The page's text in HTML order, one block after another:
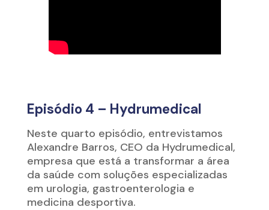
Episódio 4 – Hydrumedical
Neste quarto episódio, entrevistamos
Alexandre Barros, CEO da Hydrumedical,
empresa que está a transformar a área
da saúde com soluções especializadas
em urologia, gastroenterologia e
medicina desportiva.